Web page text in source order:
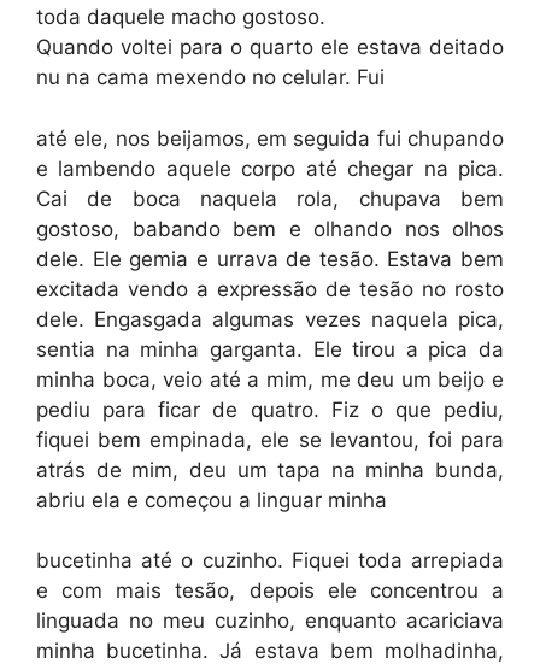
toda daquele macho gostoso.
Quando voltei para o quarto ele estava deitado
nu na cama mexendo no celular. Fui
até ele, nos beijamos, em seguida fui chupando
e lambendo aquele corpo até chegar na pica.
Cai de boca naquela rola, chupava bem
gostoso, babando bem e olhando nos olhos
dele. Ele gemia e urrava de tesão. Estava bem
excitada vendo a expressão de tesão no rosto
dele. Engasgada algumas vezes naquela pica,
sentia na minha garganta. Ele tirou a pica da
minha boca, veio até a mim, me deu um beijo e
pediu para ficar de quatro. Fiz o que pediu,
fiquei bem empinada, ele se levantou, foi para
atrás de mim, deu um tapa na minha bunda,
abriu ela e começou a linguar minha
bucetinha até o cuzinho. Fiquei toda arrepiada
e com mais tesão, depois ele concentrou a
linguada no meu cuzinho, enquanto acariciava
minha bucetinha. Já estava bem molhadinha,